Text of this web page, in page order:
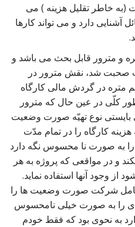
خاطر تقلیل هزینه ) می
آشنایی دارد و می تواند کارها
و مترور قابل بحث می باشد و
صحبت شد، نقش مترور در
متره در گردش مالی کارگاه
کلّی در عین حال که مترور
بایستی نوع تهیّه صورت وضعیت
هزینه کارگاه را در تمام مدّت
را به صورت نا محسوس نگه دارد
و در مواقعی که پروژه به هر
از وجود آنها استفاده نماید.
عامل شرکت صورت وضعیت ها را
را به صورت خیلی نامحسوس
به نحوی بود که فقط خودم